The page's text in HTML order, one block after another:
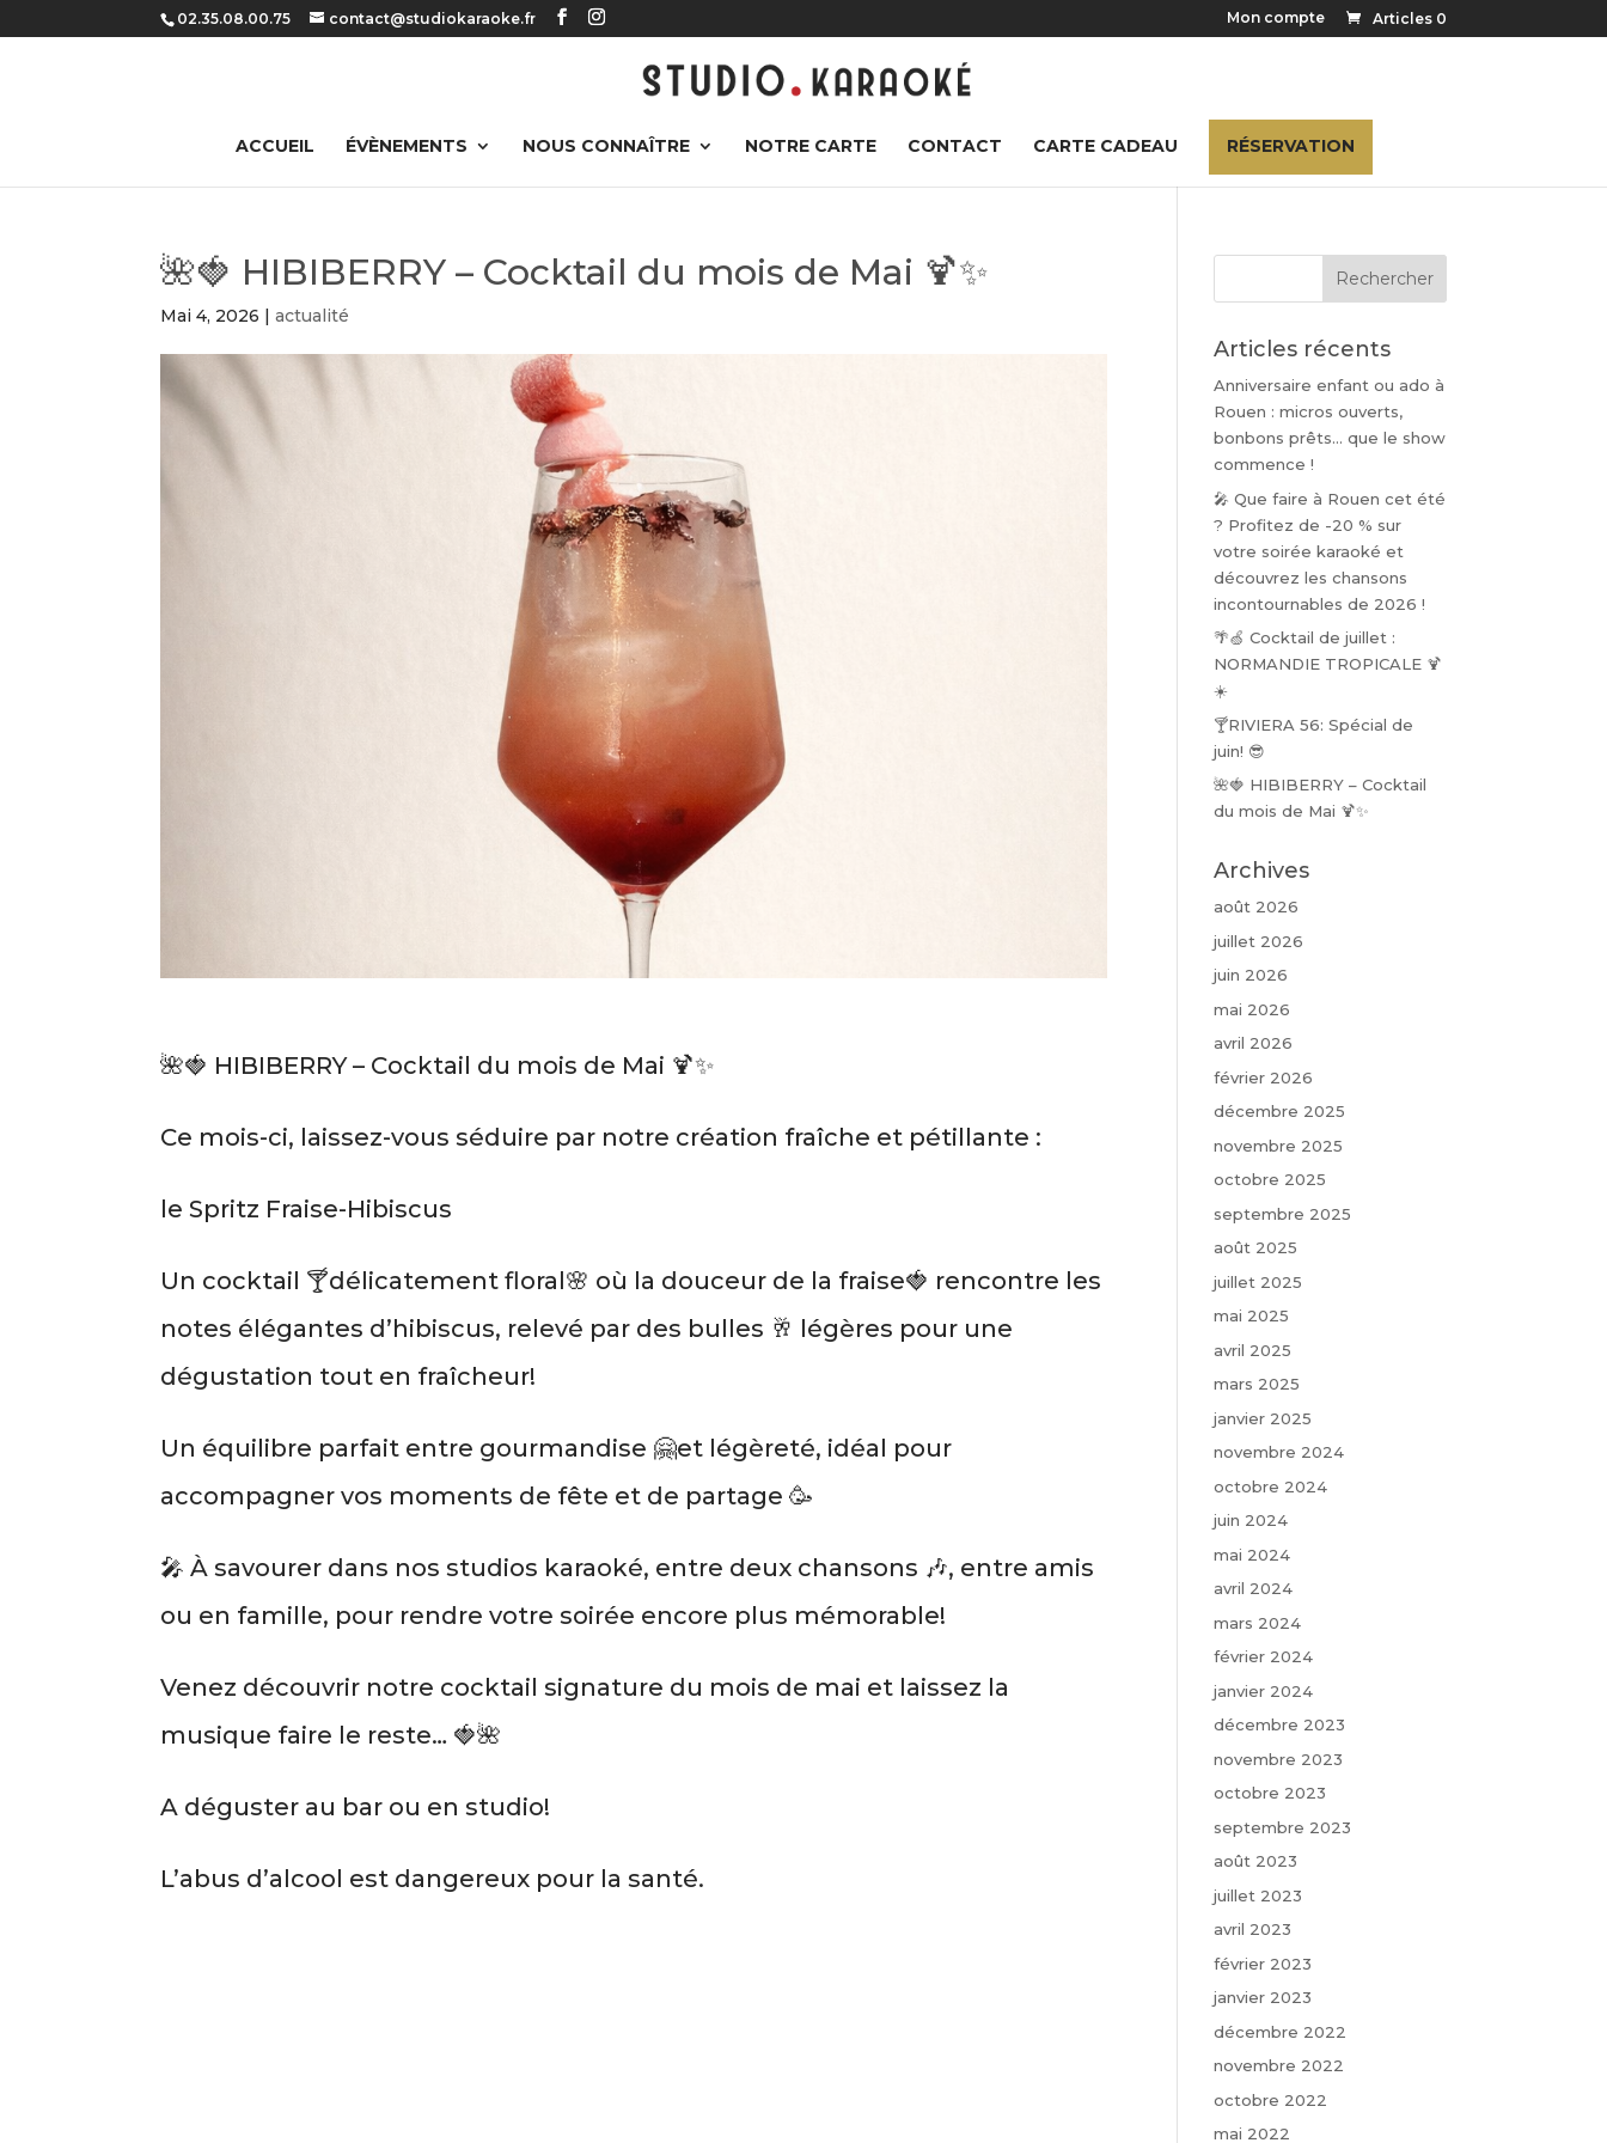
02.35.08.00.75 contact@studiokaraoke.fr Mon compte Articles 0
ACCUEIL ÉVÈNEMENTS NOUS CONNAÎTRE NOTRE CARTE CONTACT CARTE CADEAU RÉSERVATION
🌺🍓 HIBIBERRY – Cocktail du mois de Mai 🍹✨
Mai 4, 2026 |actualité
🌺🍓 HIBIBERRY – Cocktail du mois de Mai 🍹✨
Ce mois-ci, laissez-vous séduire par notre création fraîche et pétillante :
le Spritz Fraise-Hibiscus
Un cocktail 🍸délicatement floral🌸 où la douceur de la fraise🍓 rencontre les
notes élégantes d’hibiscus, relevé par des bulles 🥂 légères pour une
dégustation tout en fraîcheur!
Un équilibre parfait entre gourmandise 🤗et légèreté, idéal pour
accompagner vos moments de fête et de partage 🥳
🎤 À savourer dans nos studios karaoké, entre deux chansons 🎶, entre amis
ou en famille, pour rendre votre soirée encore plus mémorable!
Venez découvrir notre cocktail signature du mois de mai et laissez la
musique faire le reste… 🍓🌺
A déguster au bar ou en studio!
L’abus d’alcool est dangereux pour la santé.
Articles récents
Anniversaire enfant ou ado à
Rouen : micros ouverts,
bonbons prêts… que le show
commence !
🎤 Que faire à Rouen cet été
? Profitez de -20 % sur
votre soirée karaoké et
découvrez les chansons
incontournables de 2026 !
🌴🍏 Cocktail de juillet :
NORMANDIE TROPICALE 🍹
☀️
🍸RIVIERA 56: Spécial de
juin! 😎
🌺🍓 HIBIBERRY – Cocktail
du mois de Mai 🍹✨
Archives
août 2026
juillet 2026
juin 2026
mai 2026
avril 2026
février 2026
décembre 2025
novembre 2025
octobre 2025
septembre 2025
août 2025
juillet 2025
mai 2025
avril 2025
mars 2025
janvier 2025
novembre 2024
octobre 2024
juin 2024
mai 2024
avril 2024
mars 2024
février 2024
janvier 2024
décembre 2023
novembre 2023
octobre 2023
septembre 2023
août 2023
juillet 2023
avril 2023
février 2023
janvier 2023
décembre 2022
novembre 2022
octobre 2022
mai 2022
Panneau de gestion des cookies